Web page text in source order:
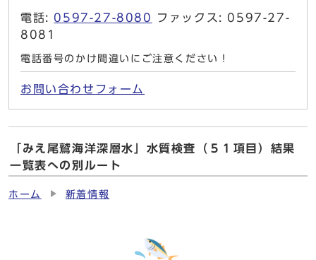
電話: 0597-27-8080
ファックス: 0597-27-
8081
電話番号のかけ間違いにご注意ください！
お問い合わせフォーム
「みえ尾鷲海洋深層水」水質検査（５１項目）結果
一覧表への別ルート
ホーム 新着情報